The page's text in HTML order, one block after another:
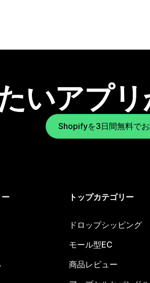
いアプ
Shopifyを3日間無料で
トップカテゴリー
ドロップシッピング
モール型EC
商品レビュー